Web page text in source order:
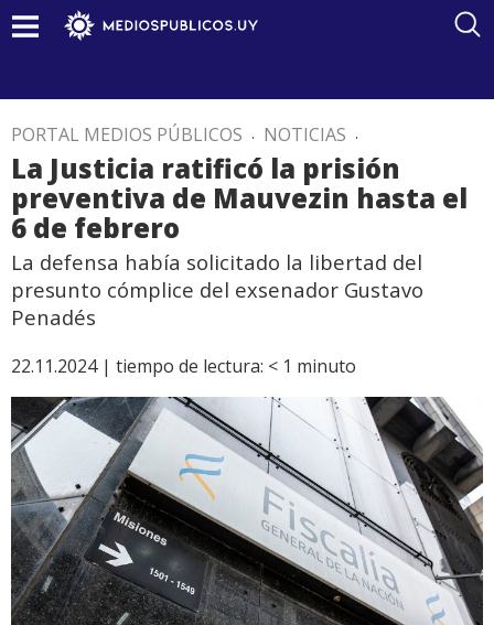
PORTAL MEDIOS PÚBLICOS . NOTICIAS .
La Justicia ratificó la prisión
preventiva de Mauvezin hasta el
6 de febrero
La defensa había solicitado la libertad del
presunto cómplice del exsenador Gustavo
Penadés
22.11.2024 | tiempo de lectura: < 1 minuto